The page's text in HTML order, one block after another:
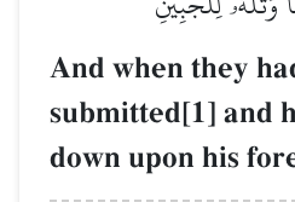
And when they
submitted[1] and
down upon his